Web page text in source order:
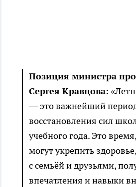
Позиция министра
Сергея Кравцова:
— это важнейший
восстановления сил
учебного года. Это
могут укрепить
с семьёй и друзьями,
впечатления и навыки